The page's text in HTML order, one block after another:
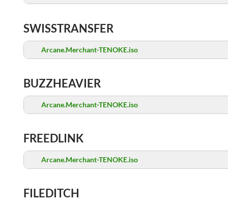
SWISSTRANSFER
Arcane.Merchant-TENOKE.iso
BUZZHEAVIER
Arcane.Merchant-TENOKE.iso
FREEDLINK
Arcane.Merchant-TENOKE.iso
FILEDITCH